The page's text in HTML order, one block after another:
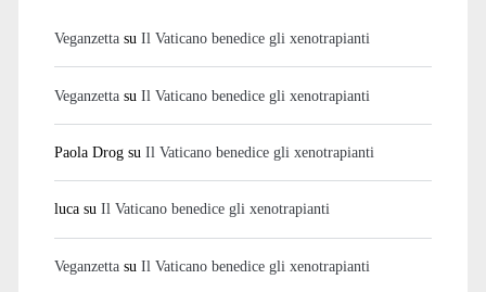
Veganzettasu Il Vaticano benedice gli xenotrapianti
Veganzettasu Il Vaticano benedice gli xenotrapianti
Paola Drogsu Il Vaticano benedice gli xenotrapianti
lucasu Il Vaticano benedice gli xenotrapianti
Veganzettasu Il Vaticano benedice gli xenotrapianti